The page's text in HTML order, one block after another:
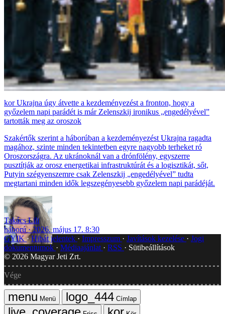
Ukrajna úgy átvette a kezdeményezést a fronton, hogy a
győzelem napi parádét is már Zelenszkij ironikus „engedélyével”
tartották meg az oroszok
Szakértők szerint a háborúban a kezdeményezést Ukrajna ragadta
magához, szinte minden tekintetben egyre nagyobb terheket ró
Oroszországra. Az ukránoknál van a drónfölény, egyszerre
pusztítják az orosz energetikai infrastruktúrát és a logisztikát, sőt,
Putyin szégyenszemre csak Zelenszkij „engedélyével” tudta
megtartani minden idők legszegényesebb győzelem napi parádéját.
Takács Lili
háború
2026. május 17. 8:30
GYIK Hibát jelentek Impresszum Javítások kezelése
Jogi
dokumentumok
Médiaajánlat RSS
Sütibeállítások
© 2026 Magyar Jeti Zrt.
Vége
Menü
Címlap